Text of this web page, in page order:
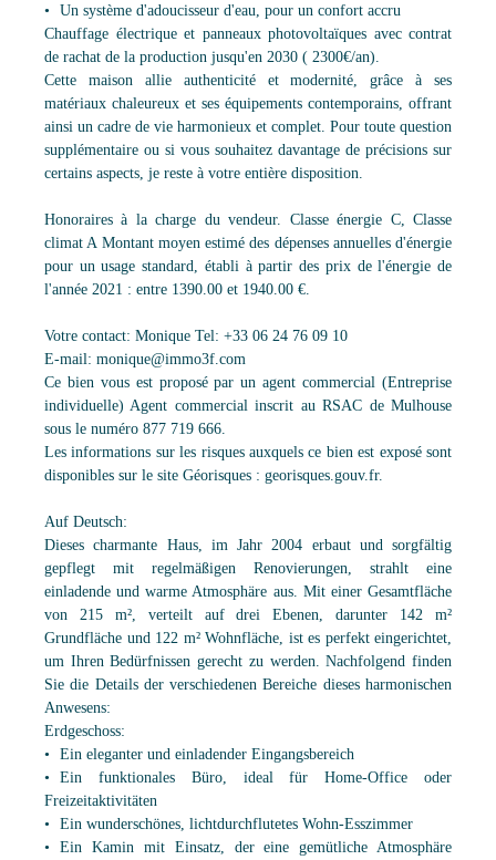
Un système d'adoucisseur d'eau, pour un confort accru
Chauffage électrique et panneaux photovoltaïques avec contrat
de rachat de la production jusqu'en 2030 ( 2300€/an).
Cette maison allie authenticité et modernité, grâce à ses
matériaux chaleureux et ses équipements contemporains, offrant
ainsi un cadre de vie harmonieux et complet. Pour toute question
supplémentaire ou si vous souhaitez davantage de précisions sur
certains aspects, je reste à votre entière disposition.
Honoraires à la charge du vendeur. Classe énergie C, Classe
climat A Montant moyen estimé des dépenses annuelles d'énergie
pour un usage standard, établi à partir des prix de l'énergie de
l'année 2021 : entre 1390.00 et 1940.00 €.
Votre contact: Monique Tel: +33 06 24 76 09 10
E-mail: monique@immo3f.com
Ce bien vous est proposé par un agent commercial (Entreprise
individuelle) Agent commercial inscrit au RSAC de Mulhouse
sous le numéro 877 719 666.
Les informations sur les risques auxquels ce bien est exposé sont
disponibles sur le site Géorisques : georisques.gouv.fr.
Auf Deutsch:
Dieses charmante Haus, im Jahr 2004 erbaut und sorgfältig
gepflegt mit regelmäßigen Renovierungen, strahlt eine
einladende und warme Atmosphäre aus. Mit einer Gesamtfläche
von 215 m², verteilt auf drei Ebenen, darunter 142 m²
Grundfläche und 122 m² Wohnfläche, ist es perfekt eingerichtet,
um Ihren Bedürfnissen gerecht zu werden. Nachfolgend finden
Sie die Details der verschiedenen Bereiche dieses harmonischen
Anwesens:
Erdgeschoss:
Ein eleganter und einladender Eingangsbereich
Ein funktionales Büro, ideal für Home-Office oder
Freizeitaktivitäten
Ein wunderschönes, lichtdurchflutetes Wohn-Esszimmer
Ein Kamin mit Einsatz, der eine gemütliche Atmosphäre